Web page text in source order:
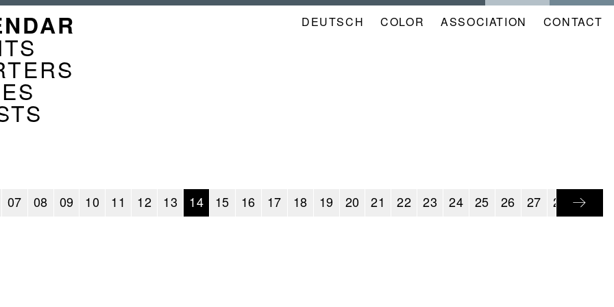
DEUTSCH COLOR NAVIGATION
ASSOCIATION CONTACT
07 08 09 10 11 12 13 14 15 16 17 18 19 20 21 22 23 24 25 26 27 28 29